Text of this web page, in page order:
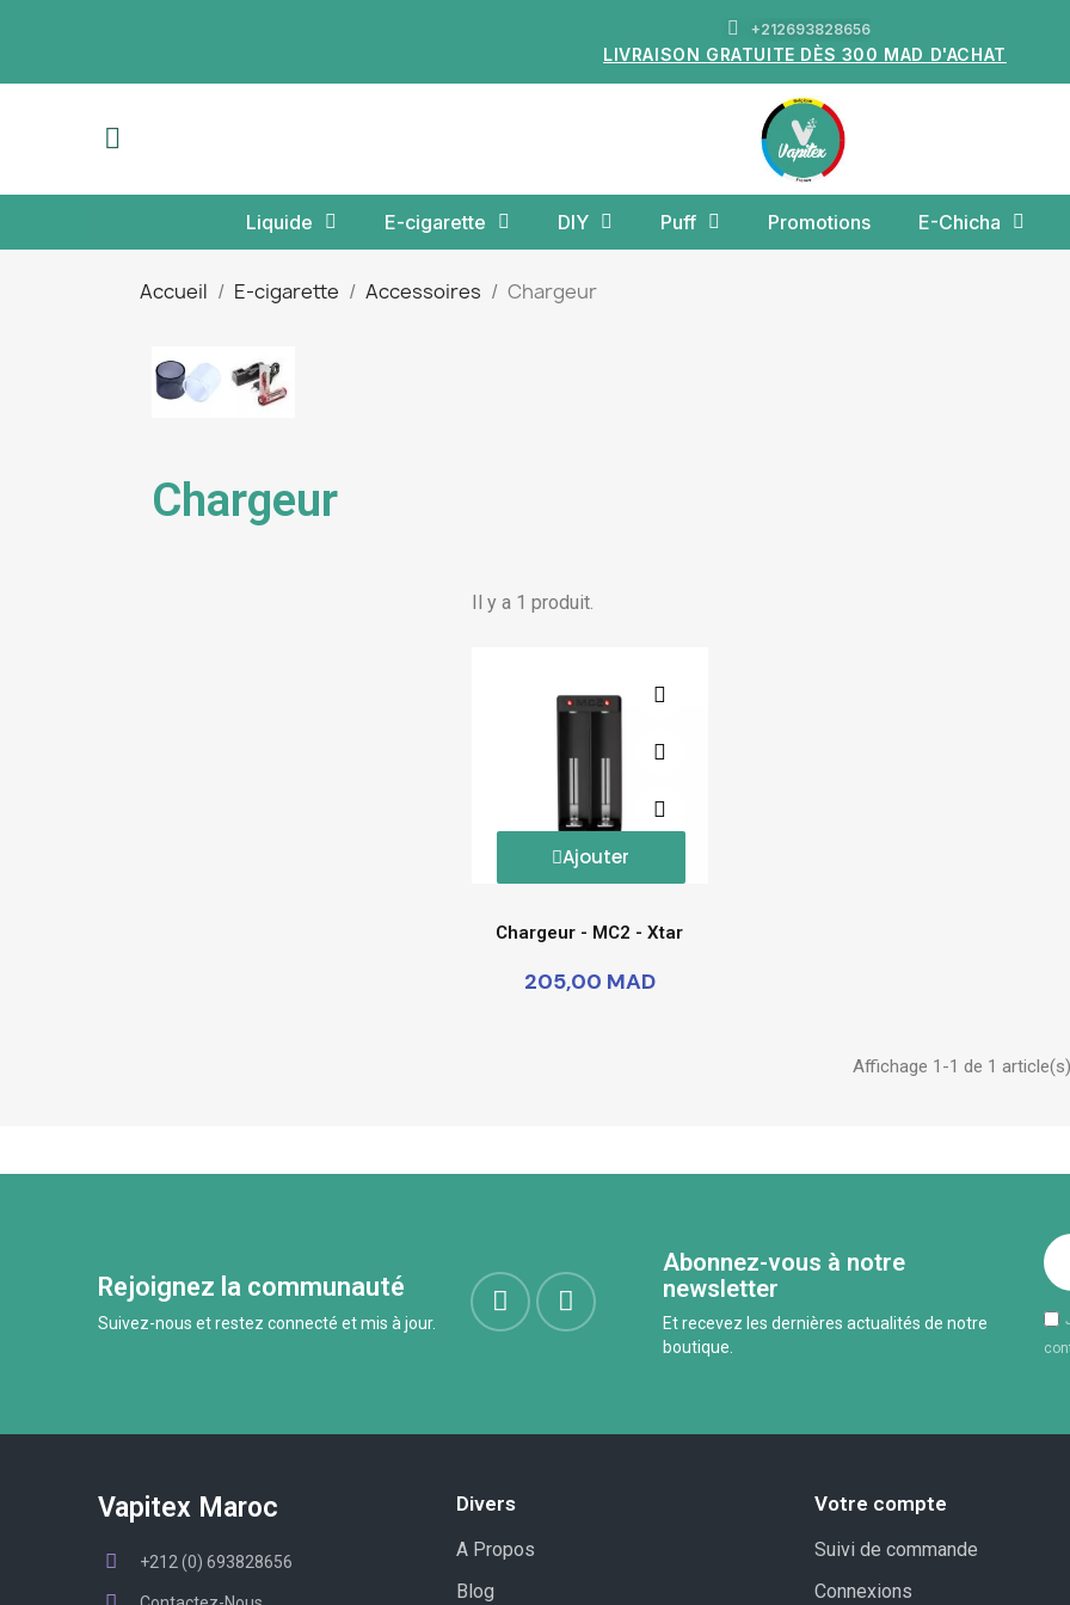
+212693828656
LIVRAISON GRATUITE DÈS 300 MAD D'ACHAT
Liquide E-cigarette DIY Puff Promotions E-Chicha
Accueil E-cigarette Accessoires Chargeur
Chargeur
Il y a 1 produit.
Ajouter
Chargeur - MC2 - Xtar
205,00 MAD
Affichage 1-1 de 1
Rejoignez la communauté
Suivez-nous et restez connecté et mis à jour.
Abonnez-vous à notre
newsletter
Et recevez les dernières actualités de notre
boutique.
Vapitex Maroc
+212 (0) 693828656
Divers
A Propos
Blog
Votre compte
Suivi de commande
Connexions